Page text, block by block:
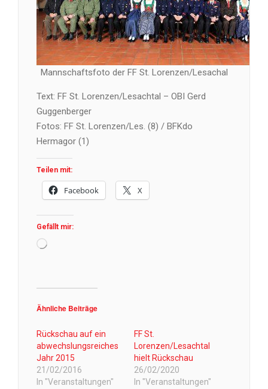
Mannschaftsfoto der FF St. Lorenzen/Lesachal
Text: FF St. Lorenzen/Lesachtal – OBI Gerd
Guggenberger
Fotos: FF St. Lorenzen/Les. (8) / BFKdo
Hermagor (1)
Teilen mit:
Facebook X
Gefällt mir:
Wird
Ähnliche Beiträge
Rückschau auf ein
abwechslungsreiches
Jahr 2015
21/02/2016
In "Veranstaltungen"
FF St.
Lorenzen/Lesachtal
hielt Rückschau
26/02/2020
In "Veranstaltungen"